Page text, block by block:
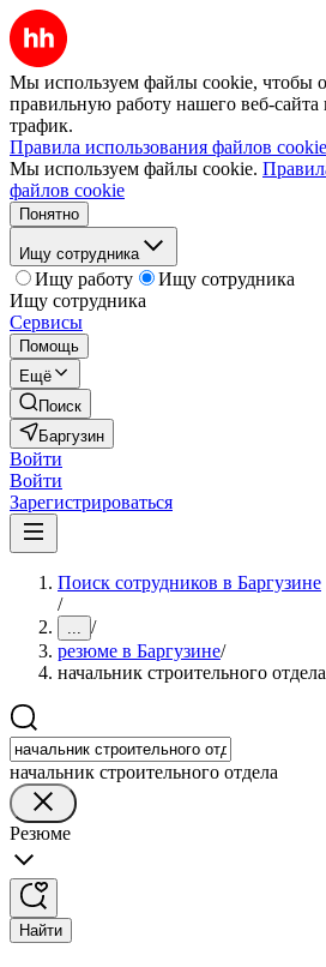
Мы используем файлы cookie, чтобы
правильную работу нашего веб-сайта
трафик.
Правила использования файлов cookie
Мы используем файлы cookie.
файлов cookie
Понятно
Ищу сотрудника
Ищу работу
Ищу сотрудника
Ищу сотрудника
Сервисы
Помощь
Ещё
Поиск
Баргузин
Войти
Войти
Зарегистрироваться
Поиск сотрудников в Баргузине
/
... /
резюме в Баргузине/
начальник строительного отдела
начальник строительного отдела
Резюме
Найти